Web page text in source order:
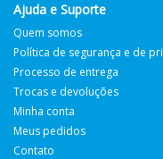
Ajuda e Suporte
Quem somos
Política de segurança e de
Processo de entrega
Trocas e devoluções
Minha conta
Meus pedidos
Contato